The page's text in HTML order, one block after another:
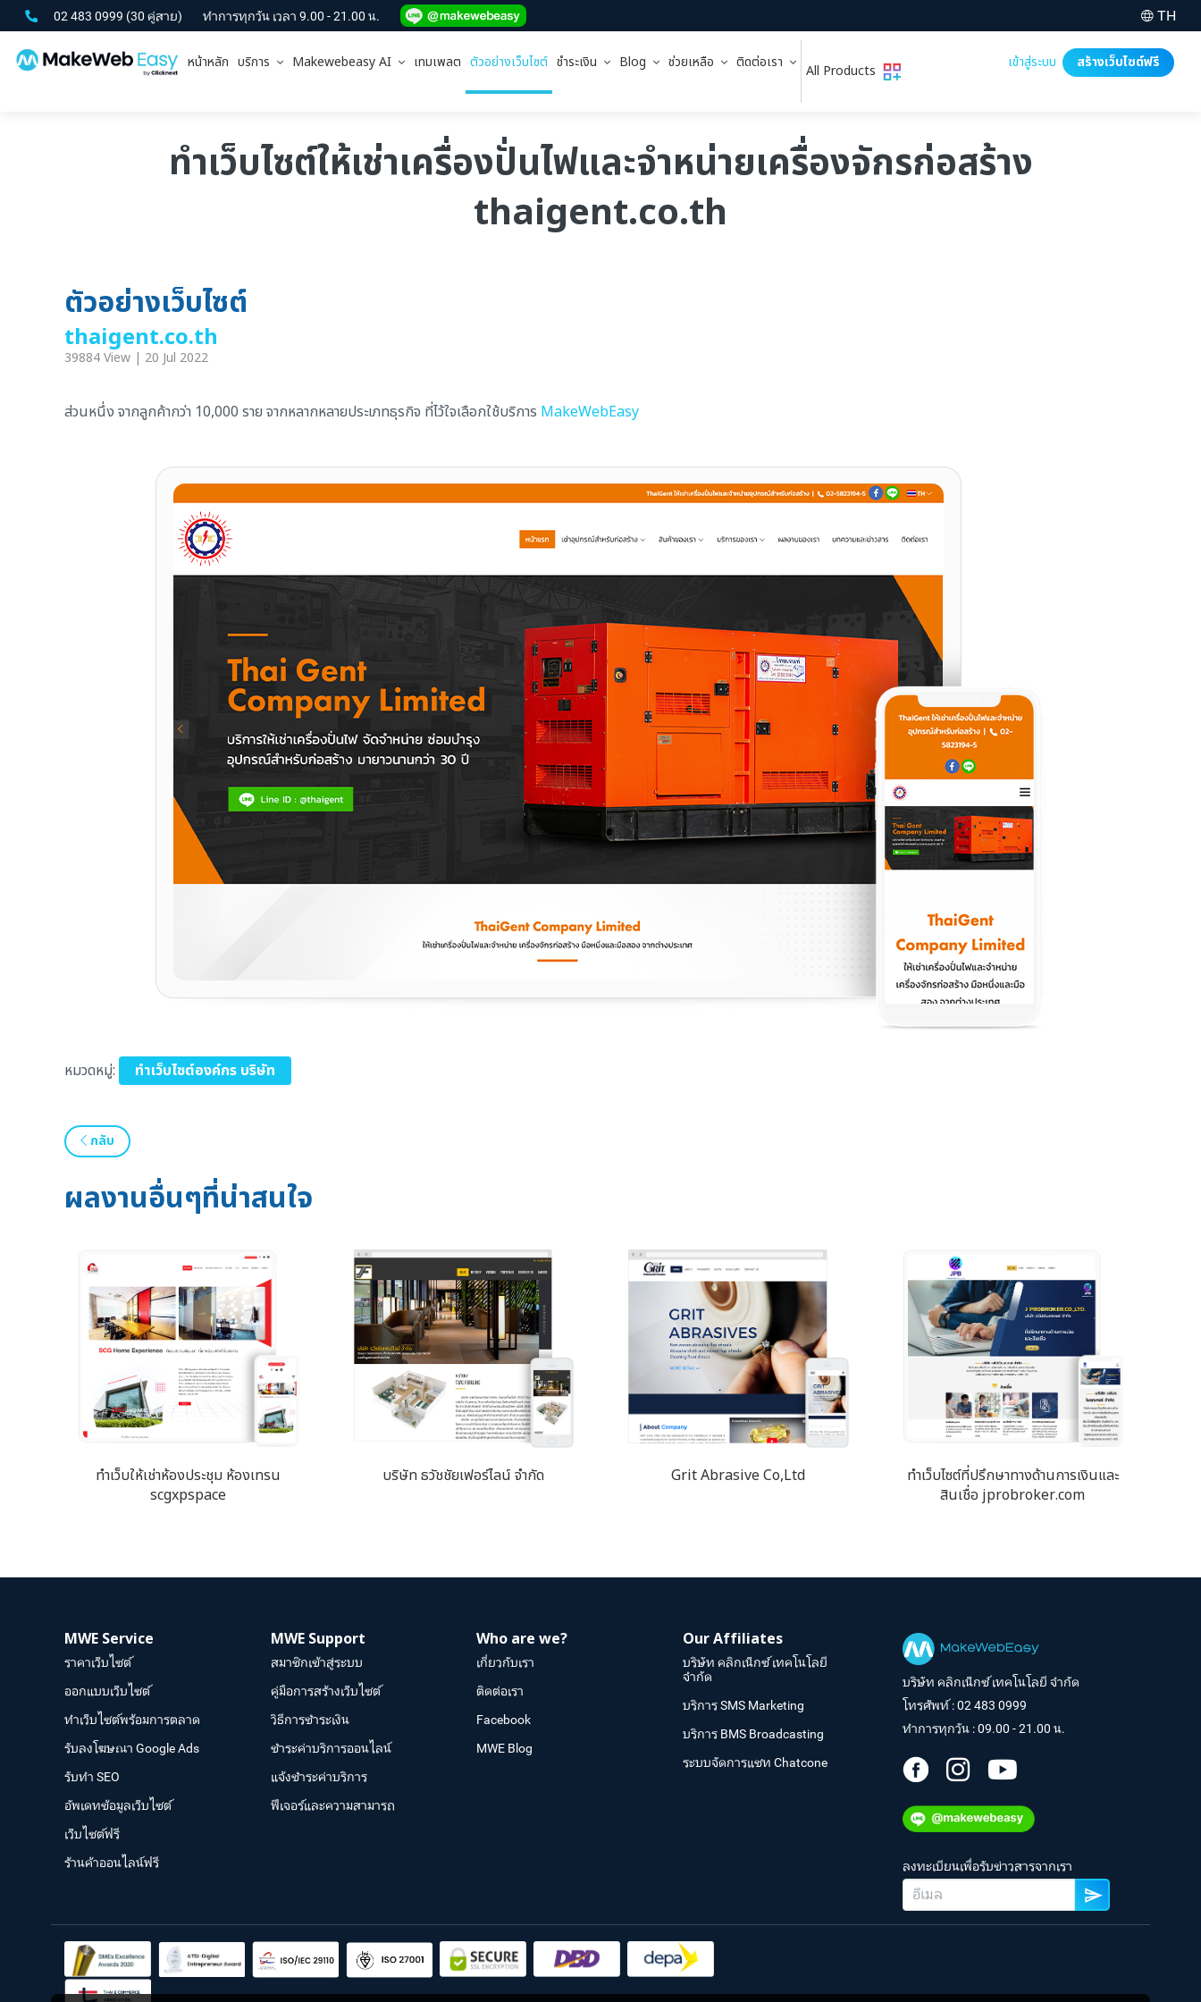
02 483 0999 (30 คู่สาย) ทำการทุกวัน เวลา 9.00 - 21.00 น. TH
หน้าหลัก บริการ Makewebeasy AI เทมเพลต ตัวอย่างเว็บไซต์ ชำระเงิน Blog ช่วยเหลือ ติดต่อเรา All Products เข้าสู่ระบบ สร้างเว็บไซต์ฟรี
ทำเว็บไซต์ให้เช่าเครื่องปั่นไฟและจำหน่ายเครื่องจักรก่อสร้าง
thaigent.co.th
ตัวอย่างเว็บไซต์
thaigent.co.th
39884 View | 20 Jul 2022
ส่วนหนึ่ง จากลูกค้ากว่า 10,000 ราย จากหลากหลายประเภทธุรกิจ ที่ไว้ใจเลือกใช้บริการ MakeWebEasy
หมวดหมู่: ทำเว็บไซต์องค์กร บริษัท
กลับ
ผลงานอื่นๆที่น่าสนใจ
ทำเว็บให้เช่าห้องประชุม ห้องเทรน
scgxpspace
บริษัท ธวัชชัยเฟอร์ไลน์ จำกัด Grit Abrasive Co,Ltd
ทำเว็บไซต์ที่ปรึกษาทางด้านการเงินและ
สินเชื่อ jprobroker.com
MWE Service
ราคาเว็บไซต์
ออกแบบเว็บไซต์
ทำเว็บไซต์พร้อมการตลาด
รับลงโฆษณา Google Ads
รับทำ SEO
อัพเดทข้อมูลเว็บไซต์
เว็บไซต์ฟรี
ร้านค้าออนไลน์ฟรี
MWE Support
สมาชิกเข้าสู่ระบบ
คู่มือการสร้างเว็บไซต์
วิธีการชำระเงิน
ชำระค่าบริการออนไลน์
แจ้งชำระค่าบริการ
ฟีเจอร์และความสามารถ
Who are we?
เกี่ยวกับเรา
ติดต่อเรา
Facebook
MWE Blog
Our Affiliates
บริษัท คลิกเน็กซ์ เทคโนโลยี
จำกัด
บริการ SMS Marketing
บริการ BMS Broadcasting
ระบบจัดการแชท Chatcone
บริษัท คลิกเน็กซ์ เทคโนโลยี จำกัด
โทรศัพท์ :02 483 0999
ทำการทุกวัน : 09.00 - 21.00 น.
ลงทะเบียนเพื่อรับข่าวสารจากเรา